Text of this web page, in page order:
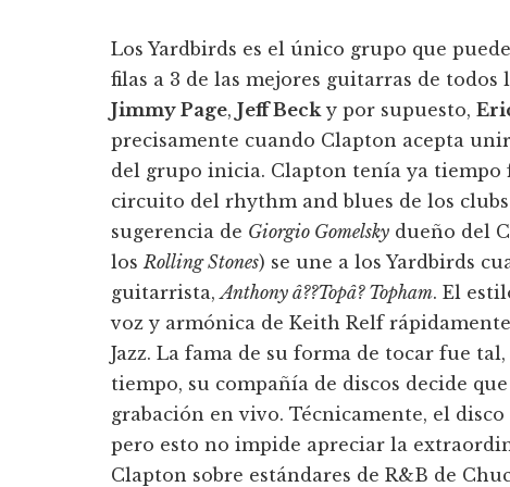
Los Yardbirds es el único grupo que
filas a 3 de las mejores guitarras de todos
Jimmy Page, Jeff Becky por supuesto,
precisamente cuando Clapton acepta
del grupo inicia. Clapton tení­a ya tiempo
circuito del rhythm and blues de los
sugerencia de Giorgio Gomelsky dueño del
losRolling Stones) se une a los Yardbirds
guitarrista,Anthony â??Topâ? Topham. El
voz y armónica de Keith Relf
Jazz. La fama de su forma de tocar fue
tiempo, su compañí­a de discos decide
grabación en vivo. Técnicamente, el
pero esto no impide apreciar la
Clapton sobre estándares de R&B de